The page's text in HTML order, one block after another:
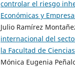
controlar el riesgo
Económicas y
Julio Ramírez
internacional del
la Facultad de
Mónica Eugenia